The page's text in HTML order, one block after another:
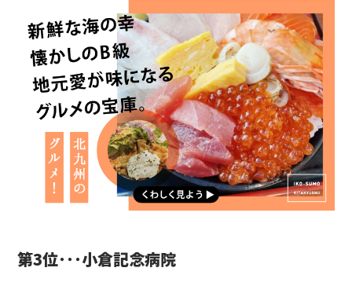
第3位･･･小倉記念病院